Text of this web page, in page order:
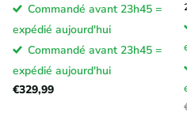
Commandé avant 23h45 =
expédié aujourd'hui
Commandé avant 23h45 =
expédié aujourd'hui
€329,99